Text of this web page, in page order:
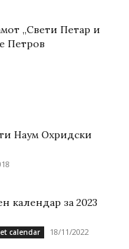
„Свети Петар и
Петров
Наум Охридски
календар за 2023
calendar 18/11/2022